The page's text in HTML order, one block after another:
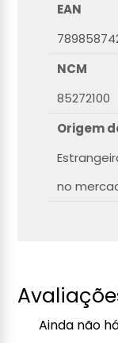
EAN
NCM
85272100
Origem
no
Ainda não